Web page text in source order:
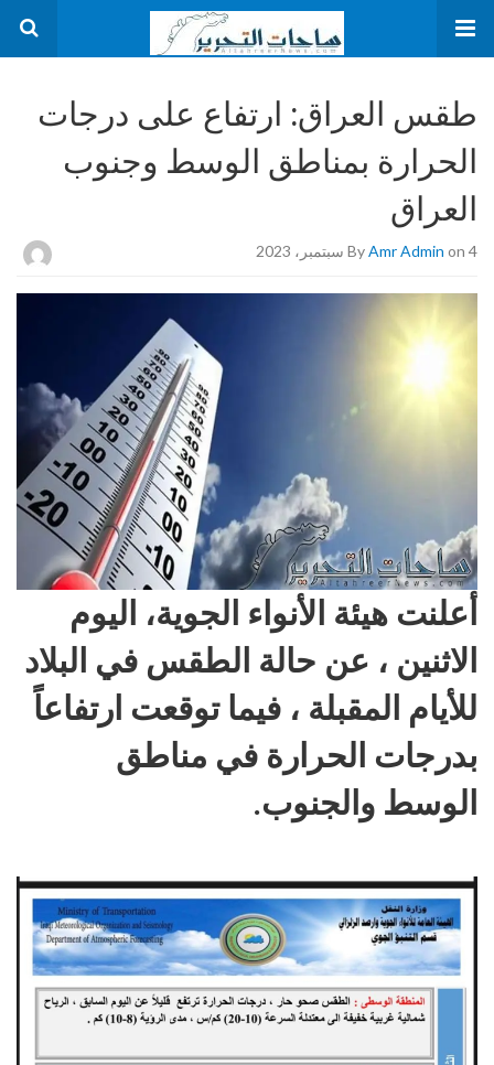
طقس العراق: ارتفاع على درجات
الحرارة بمناطق الوسط وجنوب
العراق
ByAmr Admin on 4 سبتمبر، 2023
أعلنت هيئة الأنواء الجوية، اليوم
الاثنين ، عن حالة الطقس في البلاد
للأيام المقبلة ، فيما توقعت ارتفاعاً
بدرجات الحرارة في مناطق
الوسط والجنوب.